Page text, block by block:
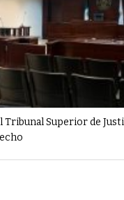
Tribunal Superior de